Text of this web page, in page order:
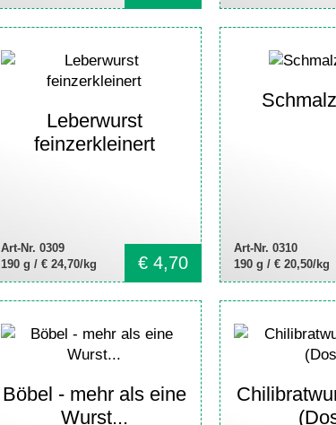
Leberwurst
feinzerkleinert
Art-Nr. 0309
190 g / € 24,70/kg € 4,70
Art-Nr. 0310
190 g / € 20,50/kg
Böbel - mehr als eine
Wurst...